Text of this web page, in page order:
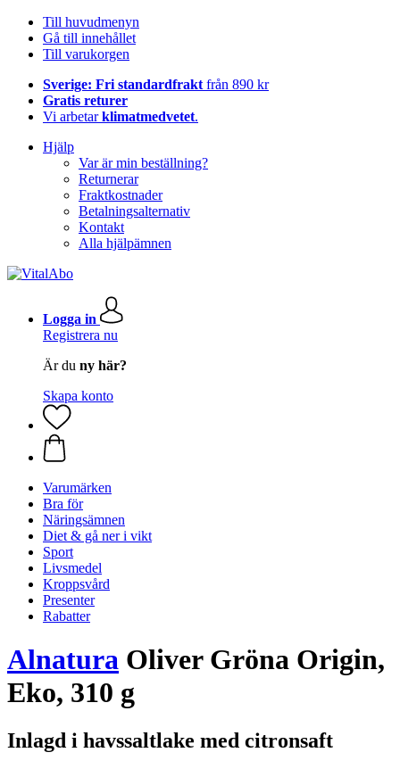
Till huvudmenyn
Gå till innehållet
Till varukorgen
Sverige: Fri standardfrakt från 890 kr
Gratis returer
Vi arbetarklimatmedvetet.
Hjälp
Var är min beställning?
Returnerar
Fraktkostnader
Betalningsalternativ
Kontakt
Alla hjälpämnen
Logga in
Registrera nu
Är du ny här?
Skapa konto
Varumärken
Bra för
Näringsämnen
Diet & gå ner i vikt
Sport
Livsmedel
Kroppsvård
Presenter
Rabatter
Alnatura Oliver Gröna Origin,
Eko, 310 g
Inlagd i havssaltlake med citronsaft